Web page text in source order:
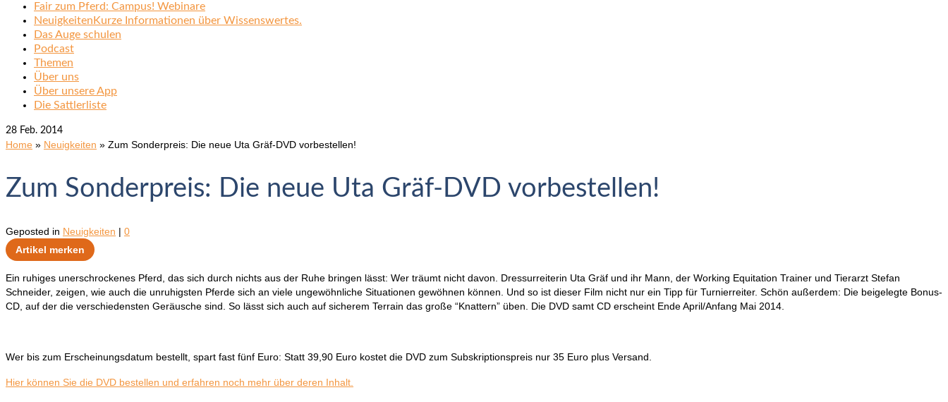
Fair zum Pferd: Campus! Webinare
Neuigkeiten Kurze Informationen über Wissenswertes.
Das Auge schulen
Podcast
Themen
Über uns
Über unsere App
Die Sattlerliste
28 Feb. 2014
Home » Neuigkeiten » Zum Sonderpreis: Die neue Uta Gräf-DVD vorbestellen!
Zum Sonderpreis: Die neue Uta Gräf-DVD vorbestellen!
Geposted in Neuigkeiten | 0
Artikel merken
Ein ruhiges unerschrockenes Pferd, das sich durch nichts aus der Ruhe bringen lässt: Wer träumt nicht davon. Dressurreiterin Uta Gräf und ihr Mann, der Working Equitation Trainer und Tierarzt Stefan
Schneider, zeigen, wie auch die unruhigsten Pferde sich an viele ungewöhnliche Situationen gewöhnen können. Und so ist dieser Film nicht nur ein Tipp für Turnierreiter. Schön außerdem: Die beigelegte Bonus-
CD, auf der die verschiedensten Geräusche sind. So lässt sich auch auf sicherem Terrain das große “Knattern” üben. Die DVD samt CD erscheint Ende April/Anfang Mai 2014.
Wer bis zum Erscheinungsdatum bestellt, spart fast fünf Euro: Statt 39,90 Euro kostet die DVD zum Subskriptionspreis nur 35 Euro plus Versand.
Hier können Sie die DVD bestellen und erfahren noch mehr über deren Inhalt.